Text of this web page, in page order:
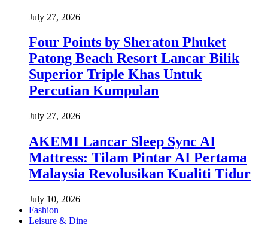
July 27, 2026
Four Points by Sheraton Phuket
Patong Beach Resort Lancar Bilik
Superior Triple Khas Untuk
Percutian Kumpulan
July 27, 2026
AKEMI Lancar Sleep Sync AI
Mattress: Tilam Pintar AI Pertama
Malaysia Revolusikan Kualiti Tidur
July 10, 2026
Fashion
Leisure & Dine